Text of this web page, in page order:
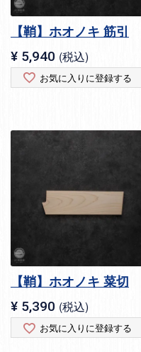
【鞘】ホオノキ 筋引
¥ 5,940 税込
お気に入りに登録する
【鞘】ホオノキ 菜切
¥ 5,390 税込
お気に入りに登録する